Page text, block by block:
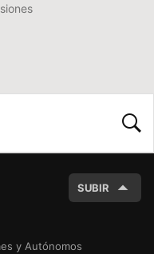
SUBIR
y Autónomos